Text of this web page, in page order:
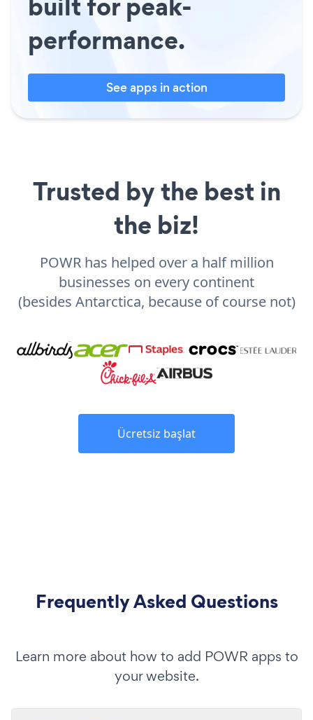
performance.
See apps in action
Trusted by the best in
the biz!
POWR has helped over a half million
businesses on every continent
(besides Antarctica, because of course not)
Ücretsiz başlat
Frequently Asked Questions
Learn more about how to add POWR apps to
your website.